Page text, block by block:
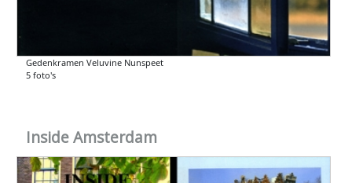
Gedenkramen Veluvine Nunspeet
5 foto's
Inside Amsterdam